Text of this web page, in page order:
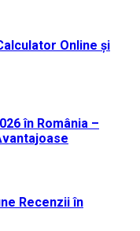
Online și
în România –
Recenzii în